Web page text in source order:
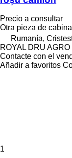
Precio a consultar
Otra pieza de cabina
Rumanía,
ROYAL DRU AGRO
Contacte con el
Añadir a favoritos
1